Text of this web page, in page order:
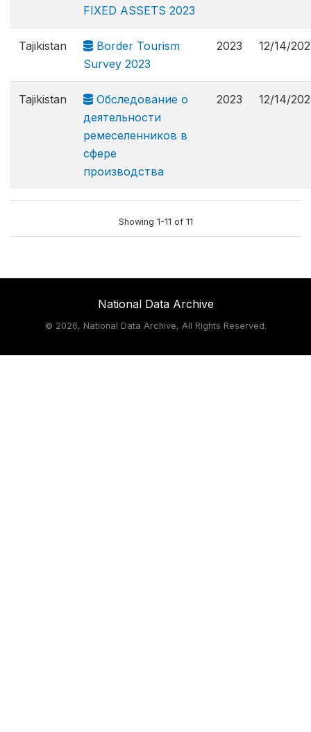
FIXED ASSETS 2023
Tajikistan
Border Tourism
Survey 2023
2023 12/14/
Tajikistan
Обследование о
деятельности
ремеселенников в
сфере
производства
2023 12/14/
Showing 1-11 of 11
National Data Archive
© 2026, National Data Archive, All Rights Reserved.